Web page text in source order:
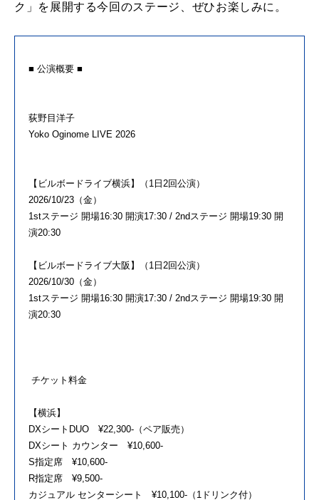
ク」を展開する今回のステージ、ぜひお楽しみに。
■ 公演概要 ■
荻野目洋子
Yoko Oginome LIVE 2026
【ビルボードライブ横浜】（1日2回公演）
2026/10/23（金）
1stステージ 開場16:30 開演17:30 / 2ndステージ 開場19:30 開
演20:30
【ビルボードライブ大阪】（1日2回公演）
2026/10/30（金）
1stステージ 開場16:30 開演17:30 / 2ndステージ 開場19:30 開
演20:30
チケット料金
【横浜】
DXシートDUO ¥22,300-（ペア販売）
DXシート カウンター ¥10,600-
S指定席 ¥10,600-
R指定席 ¥9,500-
カジュアル センターシート ¥10,100-（1ドリンク付）